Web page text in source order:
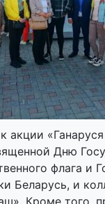
акции
Дню
флага и
Беларусь, и
Кроме того,